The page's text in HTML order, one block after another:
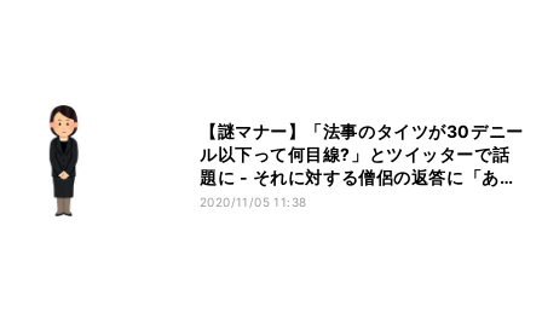
【謎マナー】「法事のタイツが30デニー
ル以下って何目線?」とツイッターで話
題に - それに対する僧侶の返答に「あり
がとう」「救われる」と賞賛の嵐
2020/11/05 11:38